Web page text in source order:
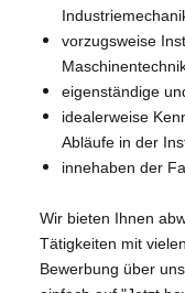
vorzugsweise
eigenständige
idealerweise
Abläufe in der
innehaben der
Wir bieten Ihnen
Tätigkeiten mit
Bewerbung über